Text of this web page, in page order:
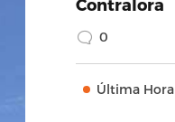
Contralora
0
Última Hora